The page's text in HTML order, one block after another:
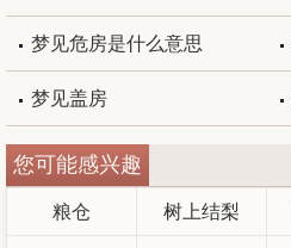
梦见危房是什么意思
梦见盖房
您可能感兴趣
粮仓 树上结梨